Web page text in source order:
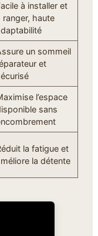
à installer et
ranger, haute
un sommeil
et
l’espace
sans
la fatigue et
la détente